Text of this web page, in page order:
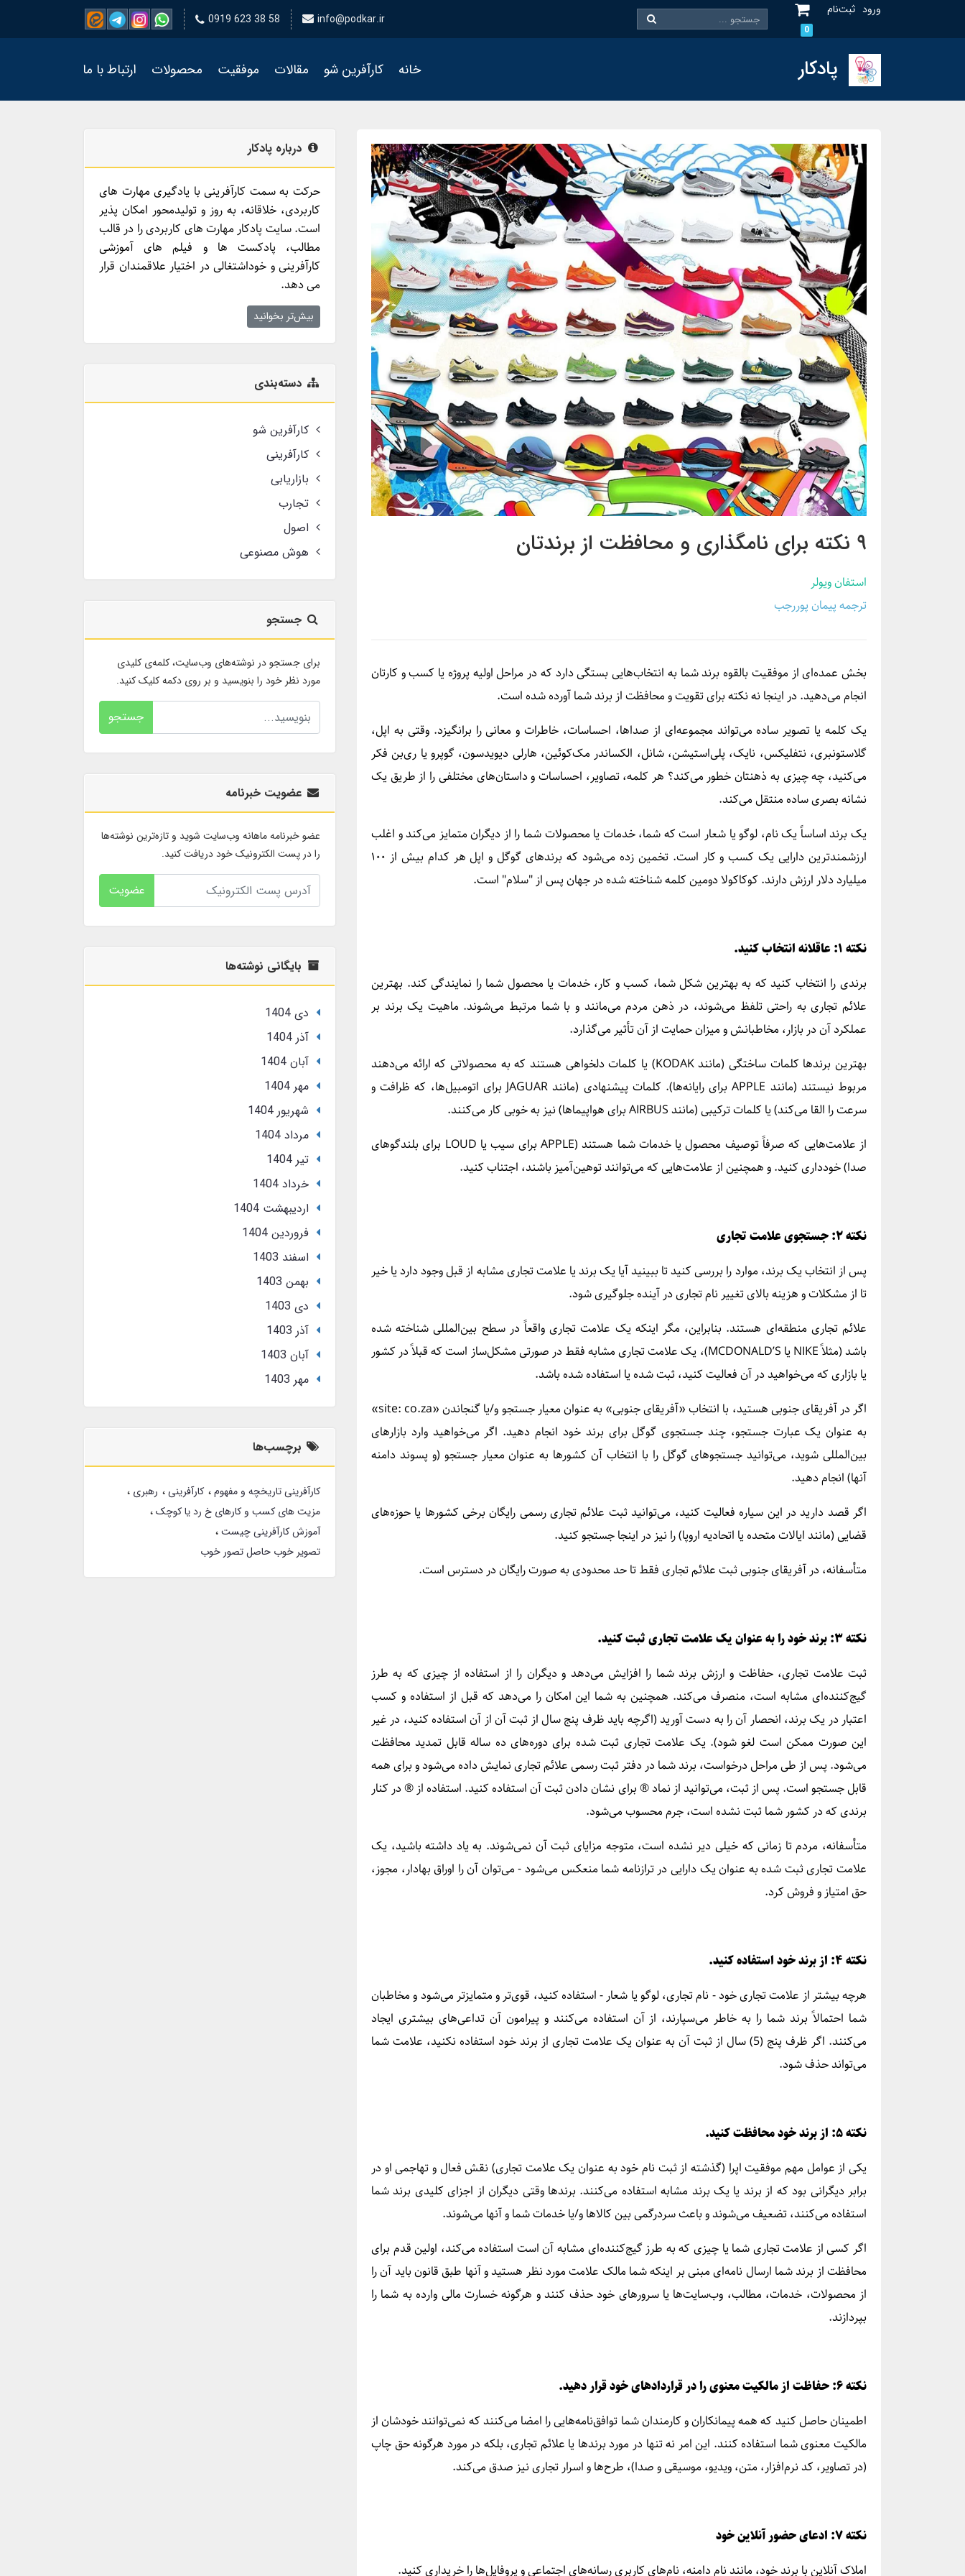
ورود ثبت‌نام
0
0919 623 38 58 info@podkar.ir
پادکار خانه کارآفرین شو مقالات موفقیت محصولات ارتباط با ما
۹ نکته برای نامگذاری و محافظت از برندتان
استفان ویولر
ترجمه پیمان پوررجب
بخش عمده‌ای از موفقیت بالقوه برند شما به انتخاب‌هایی بستگی دارد که در مراحل اولیه پروژه یا کسب و کارتان
انجام می‌دهید. در اینجا نه نکته برای تقویت و محافظت از برند شما آورده شده است.
یک کلمه یا تصویر ساده می‌تواند مجموعه‌ای از صداها، احساسات، خاطرات و معانی را برانگیزد. وقتی به اپل،
گلاستونبری، نتفلیکس، نایک، پلی‌استیشن، شانل، الکساندر مک‌کوئین، هارلی دیویدسون، گوپرو یا ری‌بن فکر
می‌کنید، چه چیزی به ذهنتان خطور می‌کند؟ هر کلمه، تصاویر، احساسات و داستان‌های مختلفی را از طریق یک
نشانه بصری ساده منتقل می‌کند.
یک برند اساساً یک نام، لوگو یا شعار است که شما، خدمات یا محصولات شما را از دیگران متمایز می‌کند و اغلب
ارزشمندترین دارایی یک کسب و کار است. تخمین زده می‌شود که برندهای گوگل و اپل هر کدام بیش از ۱۰۰
میلیارد دلار ارزش دارند. کوکاکولا دومین کلمه شناخته شده در جهان پس از "سلام" است.
نکته ۱: عاقلانه انتخاب کنید.
برندی را انتخاب کنید که به بهترین شکل شما، کسب و کار، خدمات یا محصول شما را نمایندگی کند. بهترین
علائم تجاری به راحتی تلفظ می‌شوند، در ذهن مردم می‌مانند و با شما مرتبط می‌شوند. ماهیت یک برند بر
عملکرد آن در بازار، مخاطبانش و میزان حمایت از آن تأثیر می‌گذارد.
بهترین برندها کلمات ساختگی (مانند KODAK) یا کلمات دلخواهی هستند که به محصولاتی که ارائه می‌دهند
مربوط نیستند (مانند APPLE برای رایانه‌ها). کلمات پیشنهادی (مانند JAGUAR برای اتومبیل‌ها، که ظرافت و
سرعت را القا می‌کند) یا کلمات ترکیبی (مانند AIRBUS برای هواپیماها) نیز به خوبی کار می‌کنند.
از علامت‌هایی که صرفاً توصیف محصول یا خدمات شما هستند (APPLE برای سیب یا LOUD برای بلندگوهای
صدا) خودداری کنید. و همچنین از علامت‌هایی که می‌توانند توهین‌آمیز باشند، اجتناب کنید.
نکته ۲: جستجوی علامت تجاری
پس از انتخاب یک برند، موارد را بررسی کنید تا ببینید آیا یک برند یا علامت تجاری مشابه از قبل وجود دارد یا خیر
تا از مشکلات و هزینه بالای تغییر نام تجاری در آینده جلوگیری شود.
علائم تجاری منطقه‌ای هستند. بنابراین، مگر اینکه یک علامت تجاری واقعاً در سطح بین‌المللی شناخته شده
باشد (مثلاً NIKE یا MCDONALD’S)، یک علامت تجاری مشابه فقط در صورتی مشکل‌ساز است که قبلاً در کشور
یا بازاری که می‌خواهید در آن فعالیت کنید، ثبت شده یا استفاده شده باشد.
اگر در آفریقای جنوبی هستید، با انتخاب «آفریقای جنوبی» به عنوان معیار جستجو و/یا گنجاندن «site: co.za»
به عنوان یک عبارت جستجو، چند جستجوی گوگل برای برند خود انجام دهید. اگر می‌خواهید وارد بازارهای
بین‌المللی شوید، می‌توانید جستجوهای گوگل را با انتخاب آن کشورها به عنوان معیار جستجو (و پسوند دامنه
آنها) انجام دهید.
اگر قصد دارید در این سیاره فعالیت کنید، می‌توانید ثبت علائم تجاری رسمی رایگان برخی کشورها یا حوزه‌های
قضایی (مانند ایالات متحده یا اتحادیه اروپا) را نیز در اینجا جستجو کنید.
متأسفانه، در آفریقای جنوبی ثبت علائم تجاری فقط تا حد محدودی به صورت رایگان در دسترس است.
نکته ۳: برند خود را به عنوان یک علامت تجاری ثبت کنید.
ثبت علامت تجاری، حفاظت و ارزش برند شما را افزایش می‌دهد و دیگران را از استفاده از چیزی که به طرز
گیج‌کننده‌ای مشابه است، منصرف می‌کند. همچنین به شما این امکان را می‌دهد که قبل از استفاده و کسب
اعتبار در یک برند، انحصار آن را به دست آورید (اگرچه باید ظرف پنج سال از ثبت آن از آن استفاده کنید، در غیر
این صورت ممکن است لغو شود). یک علامت تجاری ثبت شده برای دوره‌های ده ساله قابل تمدید محافظت
می‌شود. پس از طی مراحل درخواست، برند شما در دفتر ثبت رسمی علائم تجاری نمایش داده می‌شود و برای همه
قابل جستجو است. پس از ثبت، می‌توانید از نماد ® برای نشان دادن ثبت آن استفاده کنید. استفاده از ® در کنار
برندی که در کشور شما ثبت نشده است، جرم محسوب می‌شود.
متأسفانه، مردم تا زمانی که خیلی دیر نشده است، متوجه مزایای ثبت آن نمی‌شوند. به یاد داشته باشید، یک
علامت تجاری ثبت شده به عنوان یک دارایی در ترازنامه شما منعکس می‌شود - می‌توان آن را اوراق بهادار، مجوز،
حق امتیاز و فروش کرد.
نکته ۴: از برند خود استفاده کنید.
هرچه بیشتر از علامت تجاری خود - نام تجاری، لوگو یا شعار - استفاده کنید، قوی‌تر و متمایزتر می‌شود و مخاطبان
شما احتمالاً برند شما را به خاطر می‌سپارند، از آن استفاده می‌کنند و پیرامون آن تداعی‌های بیشتری ایجاد
می‌کنند. اگر ظرف پنج (5) سال از ثبت آن به عنوان یک علامت تجاری از برند خود استفاده نکنید، علامت شما
می‌تواند حذف شود.
نکته ۵: از برند خود محافظت کنید.
یکی از عوامل مهم موفقیت اپرا (گذشته از ثبت نام خود به عنوان یک علامت تجاری) نقش فعال و تهاجمی او در
برابر دیگرانی بود که از برند یا یک برند مشابه استفاده می‌کنند. برندها وقتی دیگران از اجزای کلیدی برند شما
استفاده می‌کنند، تضعیف می‌شوند و باعث سردرگمی بین کالاها و/یا خدمات شما و آنها می‌شوند.
اگر کسی از علامت تجاری شما یا چیزی که به طرز گیج‌کننده‌ای مشابه آن است استفاده می‌کند، اولین قدم برای
محافظت از برند شما ارسال نامه‌ای مبنی بر اینکه شما مالک علامت مورد نظر هستید و آنها طبق قانون باید آن را
از محصولات، خدمات، مطالب، وب‌سایت‌ها یا سرورهای خود حذف کنند و هرگونه خسارت مالی وارده به شما را
بپردازند.
نکته ۶: حفاظت از مالکیت معنوی را در قراردادهای خود قرار دهید.
اطمینان حاصل کنید که همه پیمانکاران و کارمندان شما توافق‌نامه‌هایی را امضا می‌کنند که نمی‌توانند خودشان از
مالکیت معنوی شما استفاده کنند. این امر نه تنها در مورد برندها یا علائم تجاری، بلکه در مورد هرگونه حق چاپ
(در تصاویر، کد نرم‌افزار، متن، ویدیو، موسیقی و صدا)، طرح‌ها و اسرار تجاری نیز صدق می‌کند.
نکته ۷: ادعای حضور آنلاین خود
املاک آنلاین با برند خود، مانند نام دامنه، نام‌های کاربری رسانه‌های اجتماعی و پروفایل‌ها را خریداری کنید.
درباره پادکار
حرکت به سمت کارآفرینی با یادگیری مهارت­ های
کاربردی، خلاقانه، به روز و تولیدمحور امکان­ پذیر
است. سایت پادکار مهارت­ های کاربردی را در قالب
مطالب، پادکست­ ها و فیلم ­های آموزشی
کارآفرینی و خوداشتغالی در اختیار علاقمندان قرار
می ­دهد.
بیش‌تر بخوانید
دسته‌بندی
کارآفرین شو
کارآفرینی
بازاریابی
تجارب
اصول
هوش مصنوعی
جستجو
برای جستجو در نوشته‌های وب‌سایت، کلمه‌ی کلیدی
مورد نظر خود را بنویسید و بر روی دکمه کلیک کنید.
جستجو
عضویت خبرنامه
عضو خبرنامه ماهانه وب‌سایت شوید و تازه‌ترین نوشته‌ها
را در پست الکترونیک خود دریافت کنید.
عضویت
بایگانی نوشته‌ها
دی 1404
آذر 1404
آبان 1404
مهر 1404
شهریور 1404
مرداد 1404
تير 1404
خرداد 1404
ارديبهشت 1404
فروردین 1404
اسفند 1403
بهمن 1403
دی 1403
آذر 1403
آبان 1403
مهر 1403
برچسب‌ها
کارآفرینی تاریخچه و مفهوم کارآفرینی
رهبری
مزیت های کسب و کارهای خ رد یا کوچک
آموزش کارآفرینی چیست
تصویر خوب حاصل تصور خوب